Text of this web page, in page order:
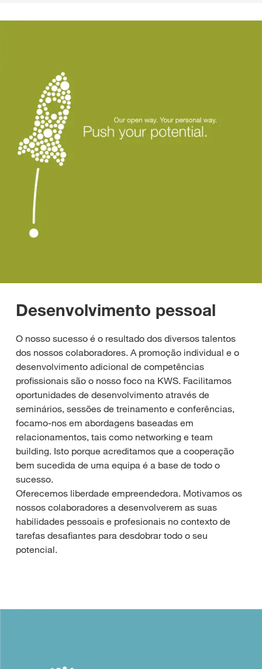
Desenvolvimento pessoal
O nosso sucesso é o resultado dos diversos talentos
dos nossos colaboradores. A promoção individual e o
desenvolvimento adicional de competências
profissionais são o nosso foco na KWS. Facilitamos
oportunidades de desenvolvimento através de
seminários, sessões de treinamento e conferências,
focamo-nos em abordagens baseadas em
relacionamentos, tais como networking e team
building. Isto porque acreditamos que a cooperação
bem sucedida de uma equipa é a base de todo o
sucesso.
Oferecemos liberdade empreendedora. Motivamos os
nossos colaboradores a desenvolverem as suas
habilidades pessoais e profesionais no contexto de
tarefas desafiantes para desdobrar todo o seu
potencial.